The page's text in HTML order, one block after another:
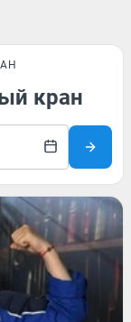
кран